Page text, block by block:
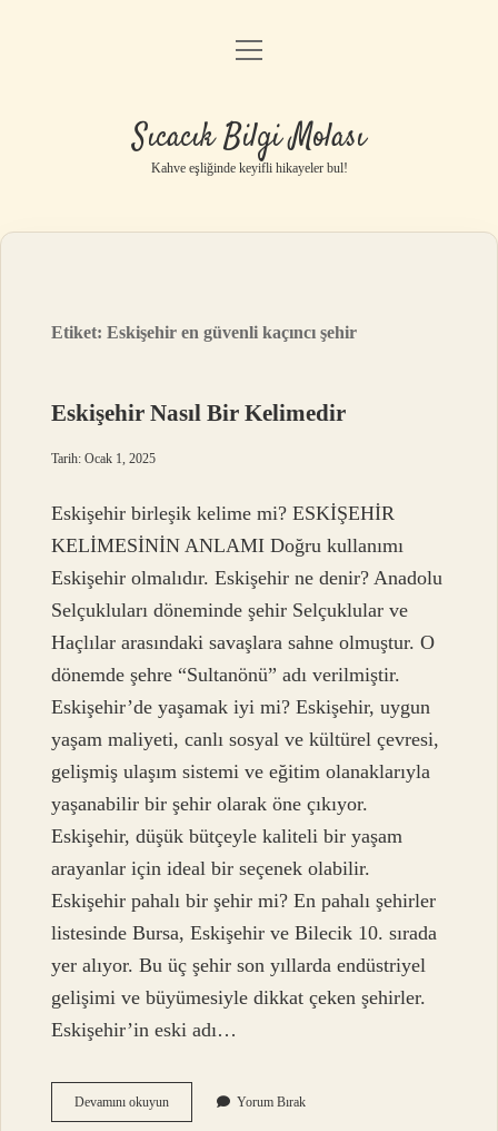
Anasayfa
Yasal Uyarı
menüyü
Sıcacık Bilgi Molası
Kahve eşliğinde keyifli hikayeler bul!
Etiket:Eskişehir en güvenli kaçıncı şehir
Eskişehir Nasıl Bir Kelimedir
Tarih: Ocak 1, 2025
Eskişehir birleşik kelime mi? ESKİŞEHİR
KELİMESİNİN ANLAMI Doğru kullanımı
Eskişehir olmalıdır. Eskişehir ne denir? Anadolu
Selçukluları döneminde şehir Selçuklular ve
Haçlılar arasındaki savaşlara sahne olmuştur. O
dönemde şehre “Sultanönü” adı verilmiştir.
Eskişehir’de yaşamak iyi mi? Eskişehir, uygun
yaşam maliyeti, canlı sosyal ve kültürel çevresi,
gelişmiş ulaşım sistemi ve eğitim olanaklarıyla
yaşanabilir bir şehir olarak öne çıkıyor.
Eskişehir, düşük bütçeyle kaliteli bir yaşam
arayanlar için ideal bir seçenek olabilir.
Eskişehir pahalı bir şehir mi? En pahalı şehirler
listesinde Bursa, Eskişehir ve Bilecik 10. sırada
yer alıyor. Bu üç şehir son yıllarda endüstriyel
gelişimi ve büyümesiyle dikkat çeken şehirler.
Eskişehir’in eski adı…
Devamını okuyunEskişehir
Nasıl
Yorum Bırak